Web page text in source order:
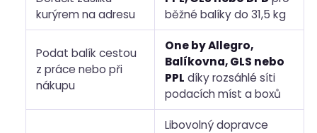
kurýrem na adresu
běžné balíky do 31,5 kg
Podat balík cestou
z práce nebo při
nákupu
One by Allegro,
Balíkovna, GLS nebo
PPL díky rozsáhlé síti
podacích míst a boxů
Libovolný dopravce